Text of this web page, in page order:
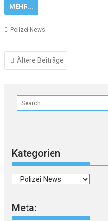
MEHR...
Polizei News
Beitragsnavigation
Ältere Beiträge
Kategorien
Kategorien
Meta: